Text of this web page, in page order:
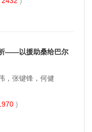
——以援助桑给巴尔
，张键锋，何健
)